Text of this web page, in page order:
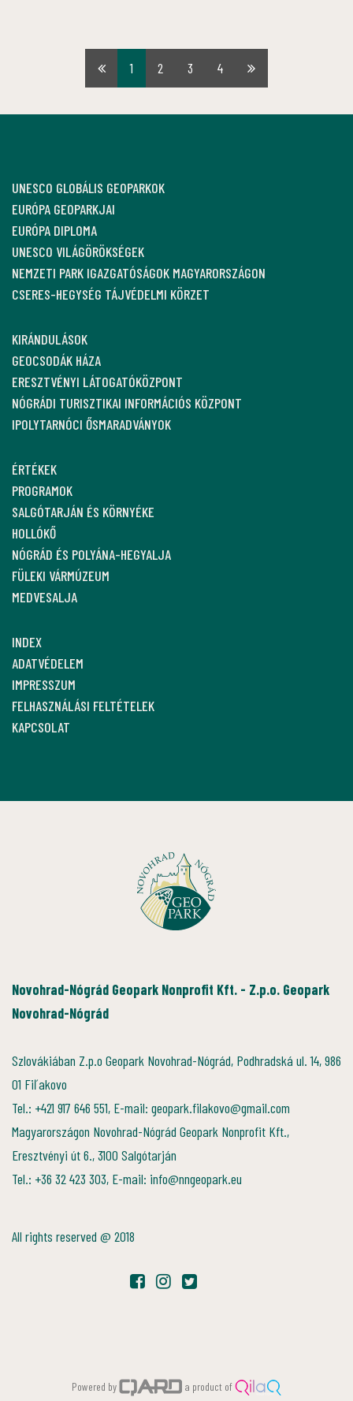
Első1 2 3 4
Utolsó
UNESCO GLOBÁLIS GEOPARKOK
EURÓPA GEOPARKJAI
EURÓPA DIPLOMA
UNESCO VILÁGÖRÖKSÉGEK
NEMZETI PARK IGAZGATÓSÁGOK MAGYARORSZÁGON
CSERES-HEGYSÉG TÁJVÉDELMI KÖRZET
KIRÁNDULÁSOK
GEOCSODÁK HÁZA
ERESZTVÉNYI LÁTOGATÓKÖZPONT
NÓGRÁDI TURISZTIKAI INFORMÁCIÓS KÖZPONT
IPOLYTARNÓCI ŐSMARADVÁNYOK
ÉRTÉKEK
PROGRAMOK
SALGÓTARJÁN ÉS KÖRNYÉKE
HOLLÓKŐ
NÓGRÁD ÉS POLYÁNA-HEGYALJA
FÜLEKI VÁRMÚZEUM
MEDVESALJA
INDEX
ADATVÉDELEM
IMPRESSZUM
FELHASZNÁLÁSI FELTÉTELEK
KAPCSOLAT
Novohrad-Nógrád Geopark Nonprofit Kft. - Z.p.o. Geopark
Novohrad-Nógrád
Szlovákiában Z.p.o Geopark Novohrad-Nógrád, Podhradská ul. 14, 986
01 Fiľakovo
Tel.: +421 917 646 551, E-mail: geopark.filakovo@gmail.com
Magyarországon Novohrad-Nógrád Geopark Nonprofit Kft.,
Eresztvényi út 6., 3100 Salgótarján
Tel.: +36 32 423 303, E-mail: info@nngeopark.eu
All rights reserved @ 2018
Powered by a product of